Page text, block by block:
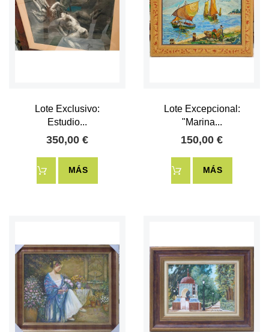
Lote Exclusivo:
Estudio...
350,00 €
MÁS
Lote Excepcional:
"Marina...
150,00 €
MÁS